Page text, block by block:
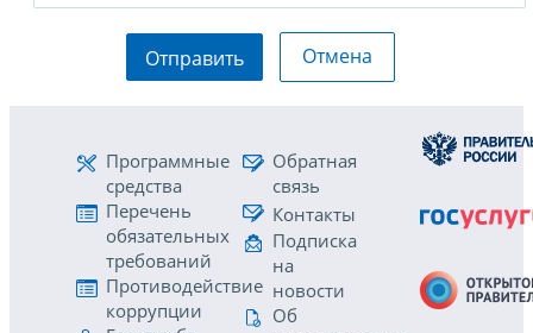
Отправить Отмена
Программные
средства
Перечень
обязательных
требований
Противодействие
коррупции
Обратная
связь
Контакты
Подписка
на
новости
Об